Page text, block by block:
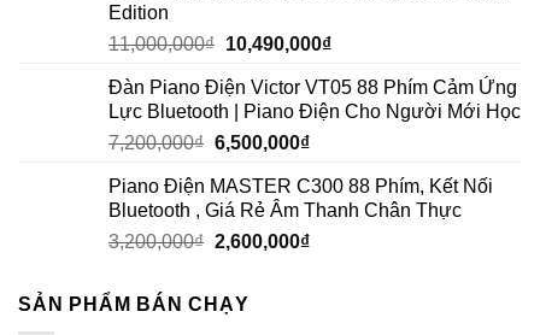
Edition
11,000,000₫ 10,490,000₫
Đàn Piano Điện Victor VT05 88 Phím Cảm Ứng
Lực Bluetooth | Piano Điện Cho Người Mới Học
7,200,000₫ 6,500,000₫
Piano Điện MASTER C300 88 Phím, Kết Nối
Bluetooth , Giá Rẻ Âm Thanh Chân Thực
3,200,000₫ 2,600,000₫
SẢN PHẨM BÁN CHẠY